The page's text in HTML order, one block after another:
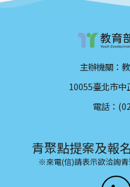
主辦機關：
10055臺北市中
電話：
青聚點提案及報
※來電(信)請表示欲洽詢